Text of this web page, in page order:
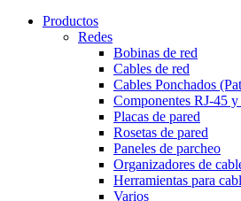
Productos
Redes
Bobinas de red
Cables de red
Cables Ponchados
Componentes RJ-45 y
Placas de pared
Rosetas de pared
Paneles de parcheo
Organizadores de
Herramientas para
Varios